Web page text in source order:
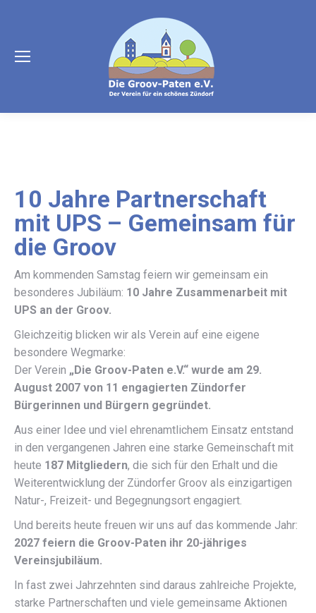
10 Jahre Partnerschaft
mit UPS – Gemeinsam für
die Groov
Am kommenden Samstag feiern wir gemeinsam ein
besonderes Jubiläum: 10 Jahre Zusammenarbeit mit
UPS an der Groov.
Gleichzeitig blicken wir als Verein auf eine eigene
besondere Wegmarke:
Der Verein „Die Groov-Paten e.V.“ wurde am 29.
August 2007 von 11 engagierten Zündorfer
Bürgerinnen und Bürgern gegründet.
Aus einer Idee und viel ehrenamtlichem Einsatz entstand
in den vergangenen Jahren eine starke Gemeinschaft mit
heute 187 Mitgliedern, die sich für den Erhalt und die
Weiterentwicklung der Zündorfer Groov als einzigartigen
Natur-, Freizeit- und Begegnungsort engagiert.
Und bereits heute freuen wir uns auf das kommende Jahr:
2027 feiern die Groov-Paten ihr 20-jähriges
Vereinsjubiläum.
In fast zwei Jahrzehnten sind daraus zahlreiche Projekte,
starke Partnerschaften und viele gemeinsame Aktionen